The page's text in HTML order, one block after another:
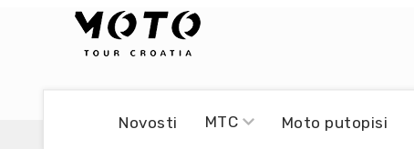
Novosti MTC Moto putopisi
Damir Pritišanac - Prile